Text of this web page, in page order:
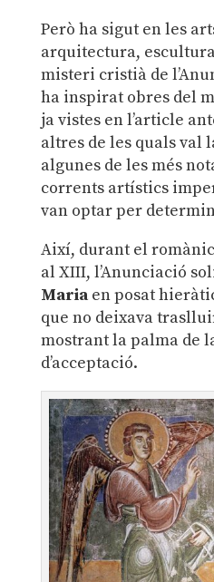
Però ha sigut en les
arquitectura,
misteri cristià de
ha inspirat obres del
ja vistes en l’article
altres de les quals val
algunes de les més
corrents artístics
van optar per
Així, durant el
al XIII, l’Anunciació
Mariaen posat
que no deixava
mostrant la palma de
d’acceptació.